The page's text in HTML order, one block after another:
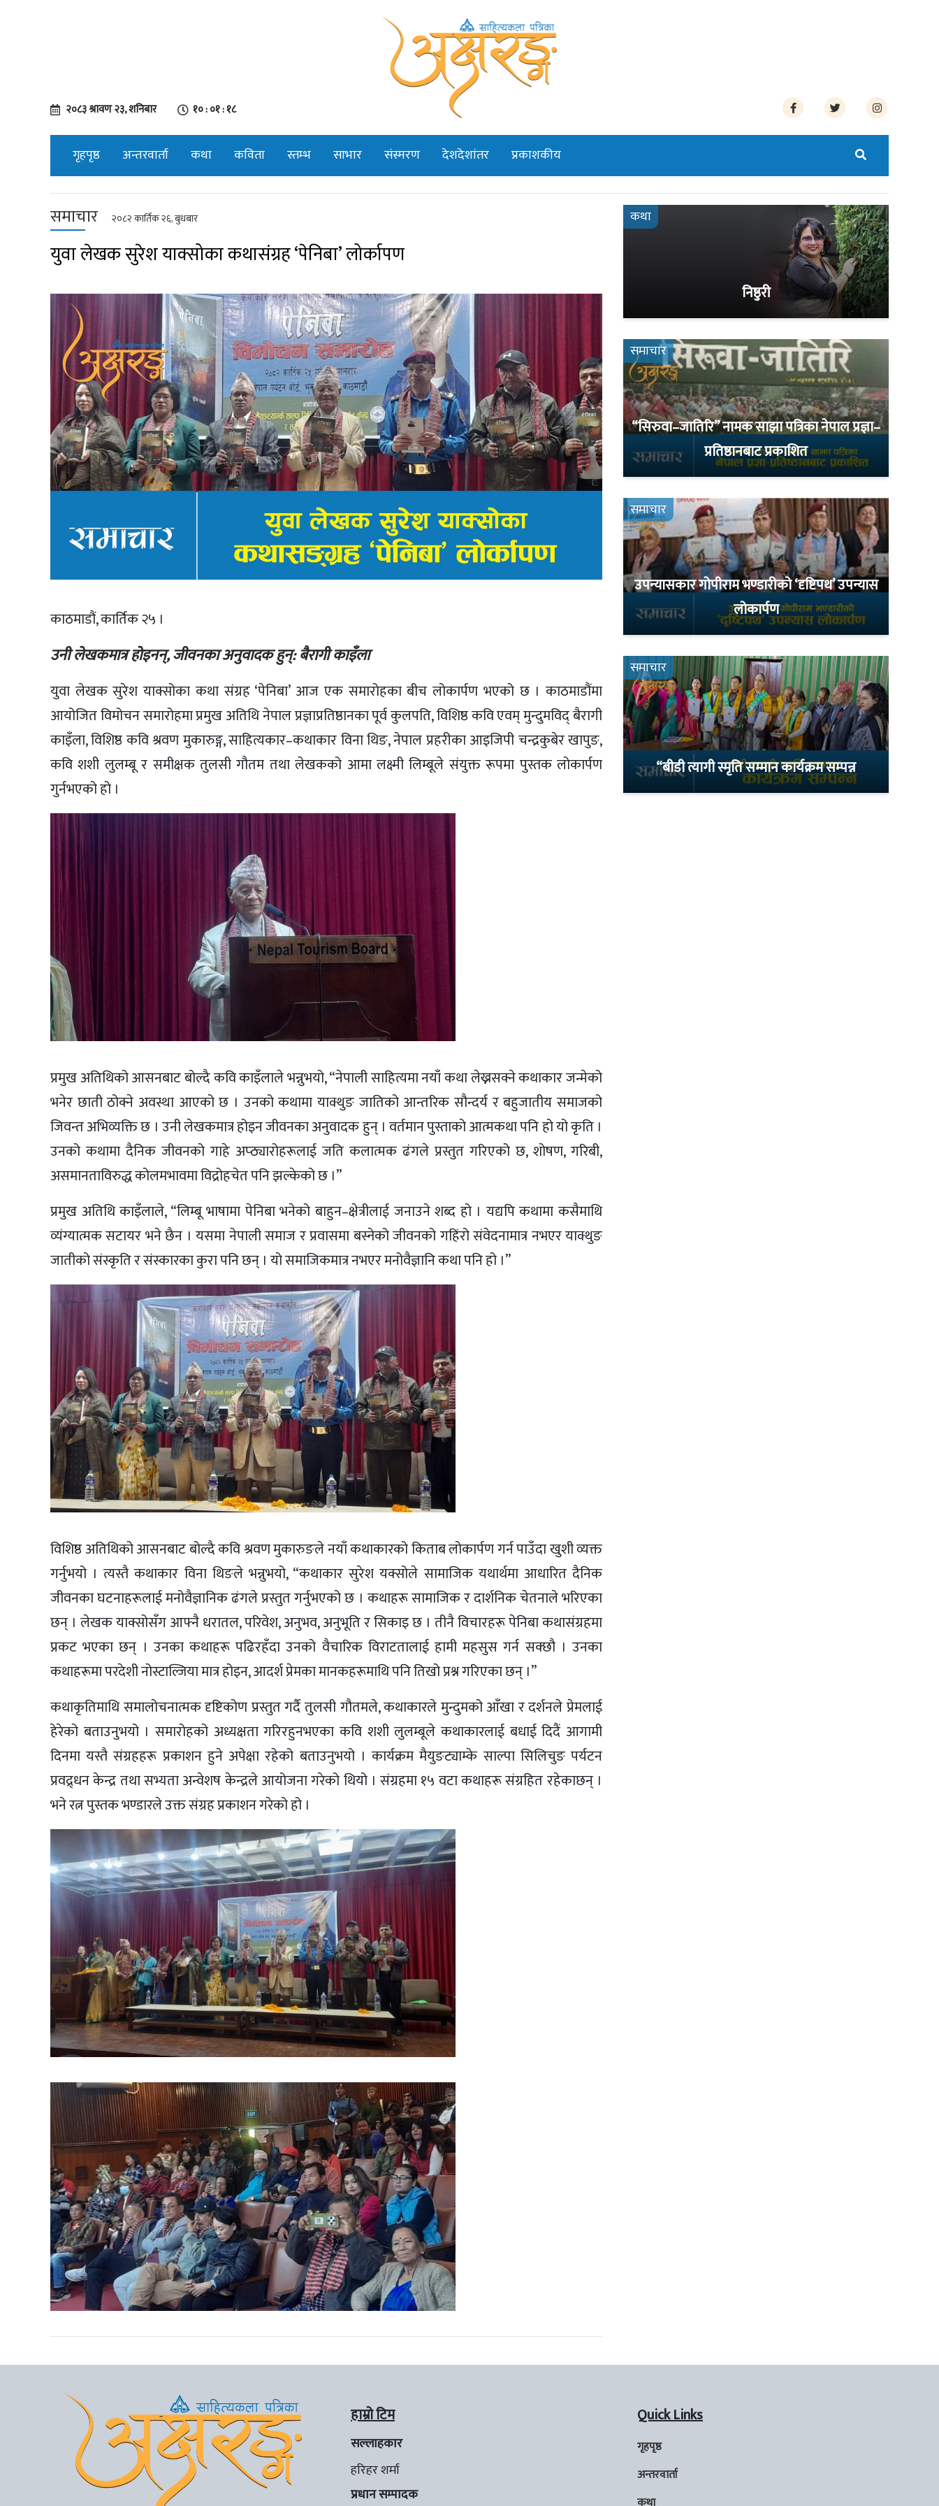
२०८३ श्रावण २३, शनिबार १० : ०१ : १९
गृहपृष्ठ अन्तरवार्ता कथा कविता स्तम्भ साभार संस्मरण देशदेशांतर प्रकाशकीय
समाचार २०८२ कार्तिक २६, बुधबार
युवा लेखक सुरेश याक्सोका कथासंग्रह ‘पेनिबा’ लोर्कापण
काठमाडौं, कार्तिक २५ ।
उनी लेखकमात्र होइनन्, जीवनका अनुवादक हुन्: बैरागी काइँला
युवा लेखक सुरेश याक्सोका कथा संग्रह ‘पेनिबा’ आज एक समारोहका बीच लोकार्पण भएको छ । काठमाडौंमा
आयोजित विमोचन समारोहमा प्रमुख अतिथि नेपाल प्रज्ञाप्रतिष्ठानका पूर्व कुलपति, विशिष्ठ कवि एवम् मुन्दुमविद् बैरागी
काइँला, विशिष्ठ कवि श्रवण मुकारुङ्ग, साहित्यकार–कथाकार विना थिङ, नेपाल प्रहरीका आइजिपी चन्द्रकुबेर खापुङ,
कवि शशी लुलम्बू र समीक्षक तुलसी गौतम तथा लेखकको आमा लक्ष्मी लिम्बूले संयुक्त रूपमा पुस्तक लोकार्पण
गुर्नभएको हो ।
प्रमुख अतिथिको आसनबाट बोल्दै कवि काइँलाले भन्नुभयो, “नेपाली साहित्यमा नयाँ कथा लेख्नसक्ने कथाकार जन्मेको
भनेर छाती ठोक्ने अवस्था आएको छ । उनको कथामा याक्थुङ जातिको आन्तरिक सौन्दर्य र बहुजातीय समाजको
जिवन्त अभिव्यक्ति छ । उनी लेखकमात्र होइन जीवनका अनुवादक हुन् । वर्तमान पुस्ताको आत्मकथा पनि हो यो कृति ।
उनको कथामा दैनिक जीवनको गाहे अप्ठ्यारोहरूलाई जति कलात्मक ढंगले प्रस्तुत गरिएको छ, शोषण, गरिबी,
असमानताविरुद्ध कोलमभावमा विद्रोहचेत पनि झल्केको छ ।”
प्रमुख अतिथि काइँलाले, “लिम्बू भाषामा पेनिबा भनेको बाहुन–क्षेत्रीलाई जनाउने शब्द हो । यद्यपि कथामा कसैमाथि
व्यंग्यात्मक सटायर भने छैन । यसमा नेपाली समाज र प्रवासमा बस्नेको जीवनको गहिंरो संवेदनामात्र नभएर याक्थुङ
जातीको संस्कृति र संस्कारका कुरा पनि छन् । यो समाजिकमात्र नभएर मनोवैज्ञानि कथा पनि हो ।”
विशिष्ठ अतिथिको आसनबाट बोल्दै कवि श्रवण मुकारुङले नयाँ कथाकारको किताब लोकार्पण गर्न पाउँदा खुशी व्यक्त
गर्नुभयो । त्यस्तै कथाकार विना थिङले भन्नुभयो, “कथाकार सुरेश यक्सोले सामाजिक यथार्थमा आधारित दैनिक
जीवनका घटनाहरूलाई मनोवैज्ञानिक ढंगले प्रस्तुत गर्नुभएको छ । कथाहरू सामाजिक र दार्शनिक चेतनाले भरिएका
छन् । लेखक याक्सोसँग आफ्नै धरातल, परिवेश, अनुभव, अनुभूति र सिकाइ छ । तीनै विचारहरू पेनिबा कथासंग्रहमा
प्रकट भएका छन् । उनका कथाहरू पढिरहँदा उनको वैचारिक विराटतालाई हामी महसुस गर्न सक्छौ । उनका
कथाहरूमा परदेशी नोस्टाल्जिया मात्र होइन, आदर्श प्रेमका मानकहरूमाथि पनि तिखो प्रश्न गरिएका छन् ।”
कथाकृतिमाथि समालोचनात्मक दृष्टिकोण प्रस्तुत गर्दै तुलसी गौतमले, कथाकारले मुन्दुमको आँखा र दर्शनले प्रेमलाई
हेरेको बताउनुभयो । समारोहको अध्यक्षता गरिरहुनभएका कवि शशी लुलम्बूले कथाकारलाई बधाई दिदैं आगामी
दिनमा यस्तै संग्रहहरू प्रकाशन हुने अपेक्षा रहेको बताउनुभयो । कार्यक्रम मैयुङट्याम्के साल्पा सिलिचुङ पर्यटन
प्रवद्र्धन केन्द्र तथा सभ्यता अन्वेशष केन्द्रले आयोजना गरेको थियो । संग्रहमा १५ वटा कथाहरू संग्रहित रहेकाछन् ।
भने रत्न पुस्तक भण्डारले उक्त संग्रह प्रकाशन गरेको हो ।
कथा
निष्ठुरी
समाचार
“सिरुवा–जातिरि” नामक साझा पत्रिका नेपाल प्रज्ञा–
प्रतिष्ठानबाट प्रकाशित
समाचार
उपन्यासकार गोपीराम भण्डारीको ‘दृष्टिपथ’ उपन्यास
लोकार्पण
समाचार
“बीडी त्यागी स्मृति सम्मान कार्यक्रम सम्पन्न
हाम्रो टिम
सल्लाहकार
हरिहर शर्मा
प्रधान सम्पादक
Quick Links
गृहपृष्ठ
अन्तरवार्ता